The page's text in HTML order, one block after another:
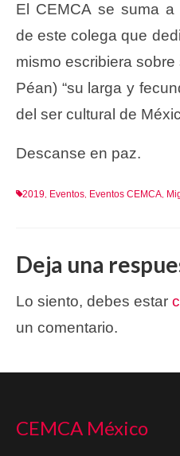
El CEMCA se suma
de este colega que
mismo escribiera
Péan) “su larga y
del ser cultural de
Descanse en paz.
2019 Eventos Eventos CEMCA
Deja una
Lo siento, debes estar
un comentario.
CEMCA México